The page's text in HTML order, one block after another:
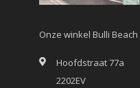
Onze winkel Bulli
Hoofdstraat 77a
2202EV